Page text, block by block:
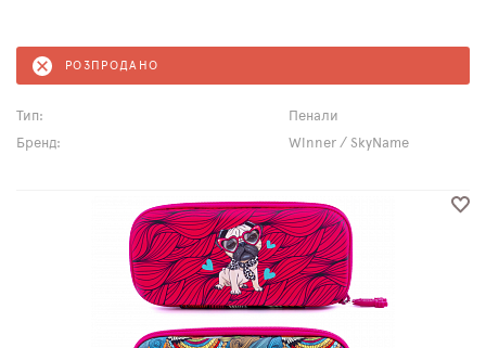
РОЗПРОДАНО
Тип:
Пенали
Бренд:
Winner / SkyName